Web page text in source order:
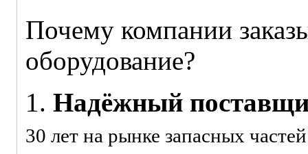
Почему компании
оборудование?
1. Надёжный
30 лет на рынке запасных